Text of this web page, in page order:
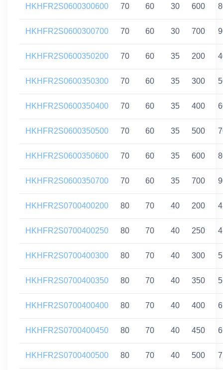
HKHFR2S0600300600 70 60 30 600
HKHFR2S0600300700 70 60 30 700
HKHFR2S0600350200 70 60 35 200
HKHFR2S0600350300 70 60 35 300
HKHFR2S0600350400 70 60 35 400
HKHFR2S0600350500 70 60 35 500
HKHFR2S0600350600 70 60 35 600
HKHFR2S0600350700 70 60 35 700
HKHFR2S0700400200 80 70 40 200
HKHFR2S0700400250 80 70 40 250
HKHFR2S0700400300 80 70 40 300
HKHFR2S0700400350 80 70 40 350
HKHFR2S0700400400 80 70 40 400
HKHFR2S0700400450 80 70 40 450
HKHFR2S0700400500 80 70 40 500